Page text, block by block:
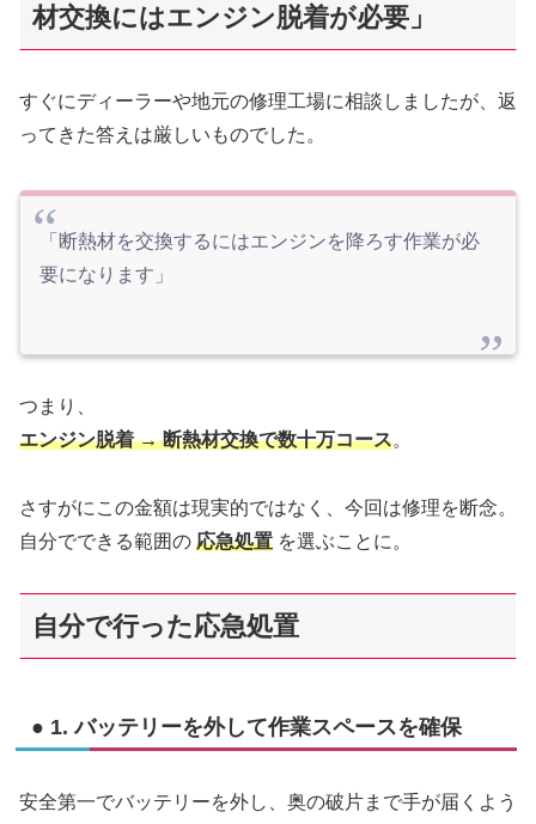
材交換にはエンジン脱着が必要」
すぐにディーラーや地元の修理工場に相談しましたが、返
ってきた答えは厳しいものでした。
「断熱材を交換するにはエンジンを降ろす作業が必
要になります」
つまり、
エンジン脱着 → 断熱材交換で数十万コース。
さすがにこの金額は現実的ではなく、今回は修理を断念。
自分でできる範囲の 応急処置 を選ぶことに。
自分で行った応急処置
● 1. バッテリーを外して作業スペースを確保
安全第一でバッテリーを外し、奥の破片まで手が届くよう